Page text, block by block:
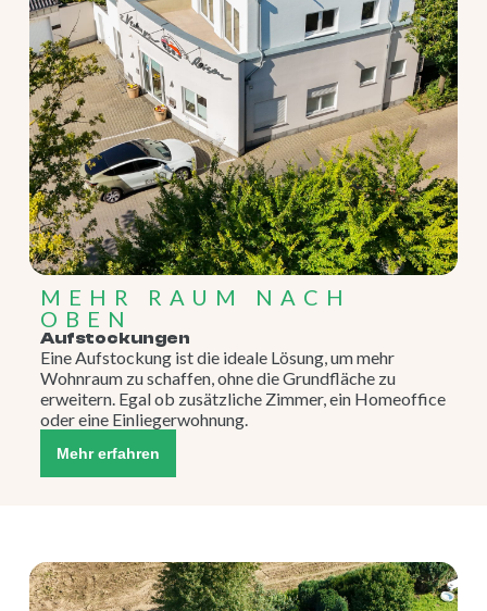
MEHR RAUM NACH
OBEN
Aufstockungen
Eine Aufstockung ist die ideale Lösung, um mehr
Wohnraum zu schaffen, ohne die Grundfläche zu
erweitern. Egal ob zusätzliche Zimmer, ein Homeoffice
oder eine Einliegerwohnung.
Mehr erfahren